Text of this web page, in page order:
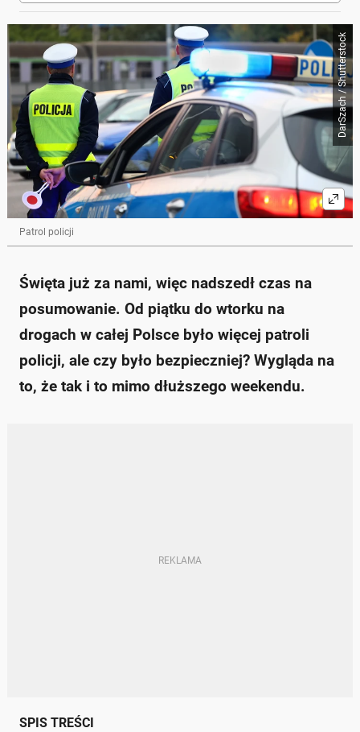
DarSzach / Shutterstock
Patrol policji
Święta już za nami, więc nadszedł czas na
posumowanie. Od piątku do wtorku na
drogach w całej Polsce było więcej patroli
policji, ale czy było bezpieczniej? Wygląda na
to, że tak i to mimo dłuższego weekendu.
SPIS TREŚCI